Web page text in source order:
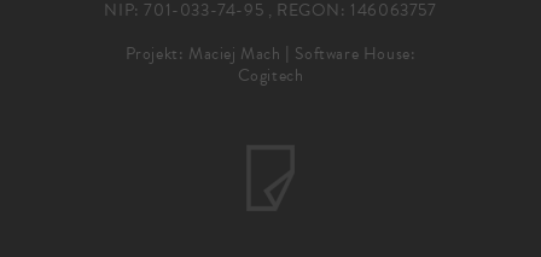
NIP: 701-033-74-95 , REGON: 146063757
Projekt: Maciej Mach | Software House:
Cogitech